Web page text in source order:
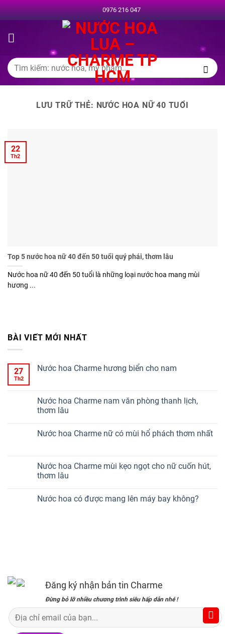
Chuyển
đến
dung
0976 216 047
Tìm
kiếm:
LƯU TRỮ THẺ: NƯỚC HOA NỮ 40 TUỔI
Top 5 nước hoa nữ 40 đến 50 tuổi quý phái, thơm lâu
Nước hoa nữ 40 đến 50 tuổi là những loại nước hoa mang mùi
hương ...
22
Th2
BÀI VIẾT MỚI NHẤT
27
Th2
Nước hoa Charme hương biển cho nam
Nước hoa Charme nam văn phòng thanh lịch,
thơm lâu
Nước hoa Charme nữ có mùi hổ phách thơm nhất
Nước hoa Charme mùi kẹo ngọt cho nữ cuốn hút,
thơm lâu
Nước hoa có được mang lên máy bay không?
Đăng ký nhận bản tin Charme
Đừng bỏ lỡ nhiều chương trình siêu hấp dẫn nhé !